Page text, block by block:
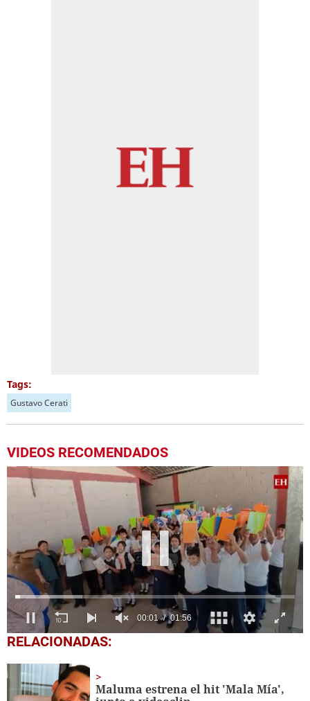
Tags:
Gustavo Cerati
VIDEOS RECOMENDADOS
0
seconds
1
minute,
56
RELACIONADAS:
Maluma estrena el hit 'Mala Mía',